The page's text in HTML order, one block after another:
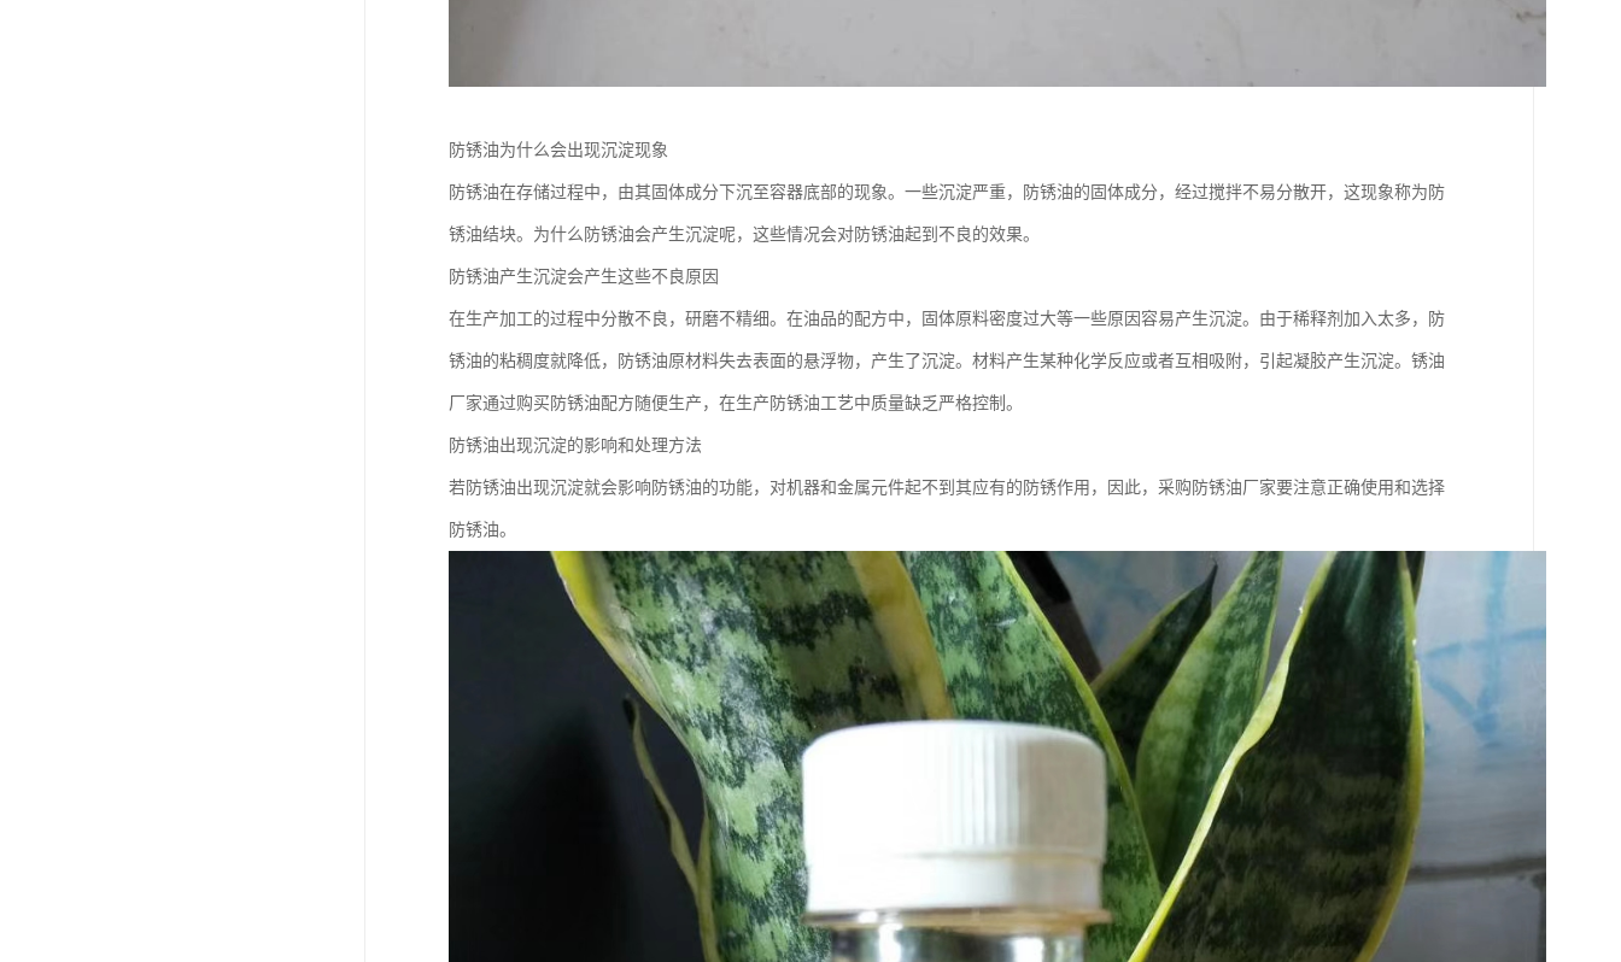
防锈油为什么会出现沉淀现象
防锈油在存储过程中，由其固体成分下沉至容器底部的现象。一些沉淀严重，防锈油的固体成分，经过搅拌不易分散开，这现象称为防
锈油结块。为什么防锈油会产生沉淀呢，这些情况会对防锈油起到不良的效果。
防锈油产生沉淀会产生这些不良原因
在生产加工的过程中分散不良，研磨不精细。在油品的配方中，固体原料密度过大等一些原因容易产生沉淀。由于稀释剂加入太多，防
锈油的粘稠度就降低，防锈油原材料失去表面的悬浮物，产生了沉淀。材料产生某种化学反应或者互相吸附，引起凝胶产生沉淀。锈油
厂家通过购买防锈油配方随便生产，在生产防锈油工艺中质量缺乏严格控制。
防锈油出现沉淀的影响和处理方法
若防锈油出现沉淀就会影响防锈油的功能，对机器和金属元件起不到其应有的防锈作用，因此，采购防锈油厂家要注意正确使用和选择
防锈油。